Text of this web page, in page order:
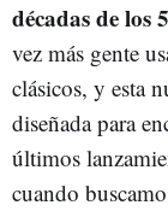
décadas de los
vez más gente
clásicos, y esta
diseñada para
últimos
cuando